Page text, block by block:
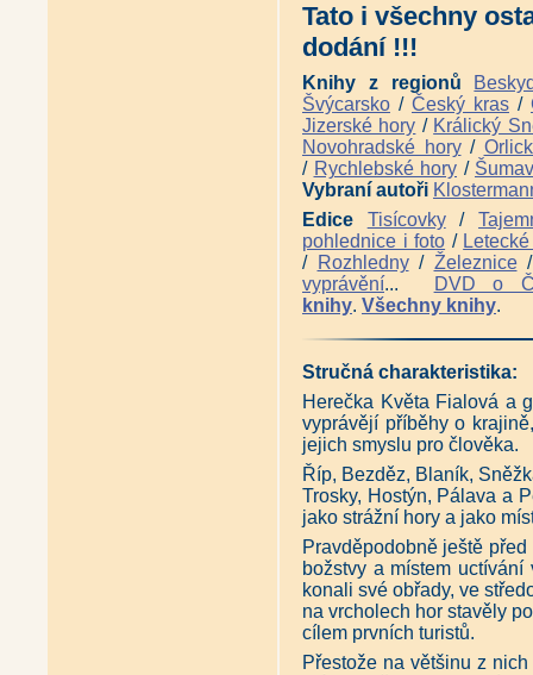
Koruna Česka - Průvodce po
Naše hory (Martin Čihař)
Antikvariát - Ze světa našich
Jedinečné krajiny České
Antikvariát - Česká krajina
Jan Šmíd - Photography (Jan
Hrady a zámky z výšky
Skvosty hradů (Petr David,
Česko z letadla (Dan Materna)
Severní stezka - Českem od
Jižní stezka - Českem od
Českem od severu k jihu -
Centrální stezka - Napříč
Českomoravská stezka - Po
Nejhezčí dobrodružné
Nejhezčí dobrodružné
Stezka Českem ... může jít
Pohoří bez hranic - Putování
Po vlasti se stanem a kolem
Ottův historický atlas Česko
Ottovy Čechy - Obraz země
Antikvariát - Příběhy zámků v
Tajuplné hory a vrchy v
Pozoruhodná místa Čech,
Magická místa Čech a
Tajemství zřícenin v Čechách
Tajemná historie hradů v
Antikvariát - Hrady a zámky
Antikvariát - Zaniklé hrady,
Hrady a zámky Čech,
Hrady a zámky Čech,
České hrady a zámky
Atikvariát - Hrad a chodba
Hrady kastelového typu 13.
Antikvariát - Středověké
Tato i všechny
dodání !!!
Knihy z regionů
Švýcarsko / Český kras /
Jizerské hory / Králický
Novohradské hory/
/ Rychlebské hory /
Vybraní autoři
Edice Tisícovky/
pohlednice i foto /
/ Rozhledny/ Železnice
vyprávění...
DVD o
knihy. Všechny knihy.
Stručná charakteristika:
Herečka Květa Fialová a
vyprávějí příběhy o
jejich smyslu pro člověka.
Říp, Bezděz, Blaník,
Trosky, Hostýn, Pálava a
jako strážní hory a jako
Pravděpodobně ještě
božstvy a místem
konali své obřady, ve
na vrcholech hor stavěly
cílem prvních turistů.
Přestože na většinu z